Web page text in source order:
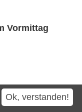
Vormittag
Kontakt
Impressum
Ok, verstanden!